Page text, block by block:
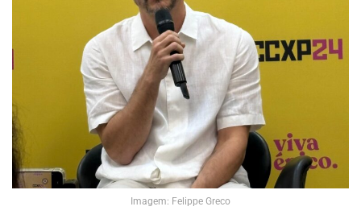
Imagem: Felippe Greco